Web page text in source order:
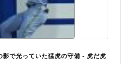
影で光っていた猛虎の守備 - 虎だ虎